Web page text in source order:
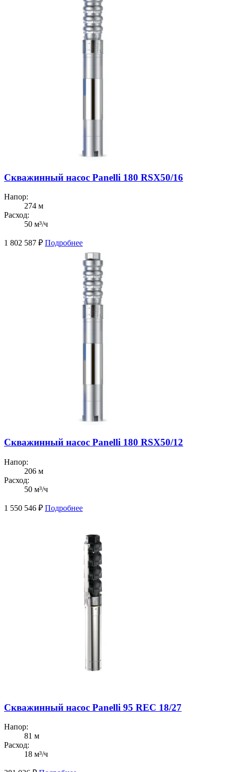
Скважинный насос Panelli 180 RSX50/16
Напор:
274 м
Расход:
50 м³/ч
1 802 587 ₽ Подробнее
Скважинный насос Panelli 180 RSX50/12
Напор:
206 м
Расход:
50 м³/ч
1 550 546 ₽ Подробнее
Скважинный насос Panelli 95 REC 18/27
Напор:
81 м
Расход:
18 м³/ч